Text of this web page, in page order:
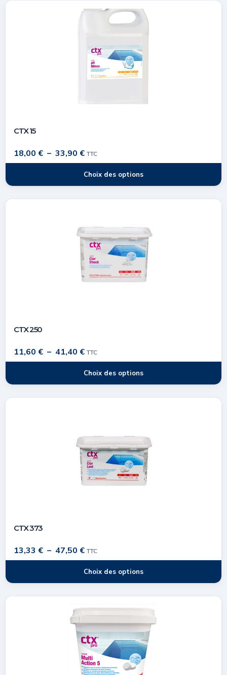
CTX 15
18,00 € – 33,90 € TTC
Choix des options
CTX 250
11,60 € – 41,40 € TTC
Choix des options
CTX 373
13,33 € – 47,50 € TTC
Choix des options